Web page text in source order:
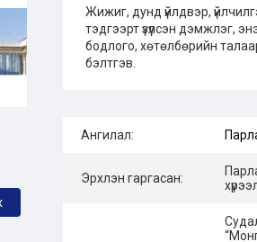
Жижиг, дунд үйлдвэр,
тэдгээрт үзүүлсэн дэмжлэг,
бодлого, хөтөлбөрийн
бэлтгэв.
Ангилал:
Эрхлэн гаргасан: